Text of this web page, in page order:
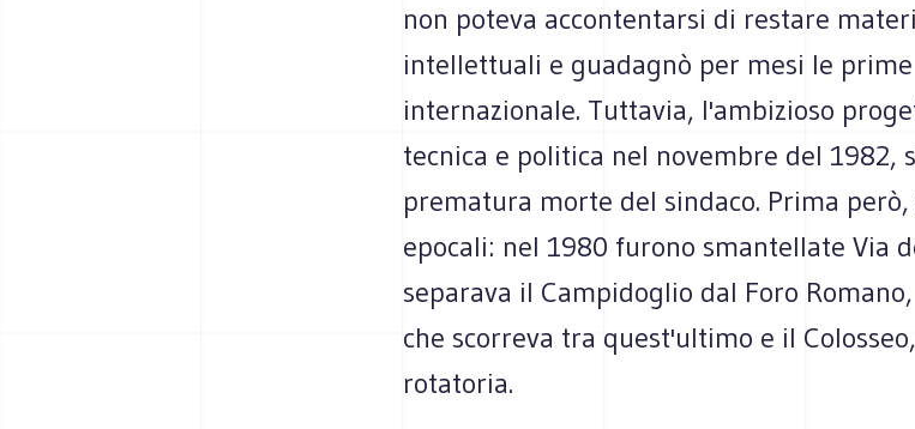
non poteva accontentarsi di restare
intellettuali e guadagnò per mesi le
internazionale. Tuttavia, l'ambizioso
tecnica e politica nel novembre del 1982,
prematura morte del sindaco. Prima
epocali: nel 1980 furono smantellate Via
separava il Campidoglio dal Foro
che scorreva tra quest'ultimo e il
rotatoria.